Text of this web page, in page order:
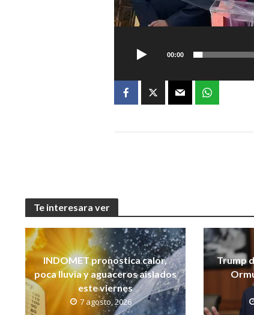
00:00
Te interesara ver
INDOMET pronostica calor,
poca lluvia y aguaceros aislados
este viernes
7 agosto, 2026
Trump